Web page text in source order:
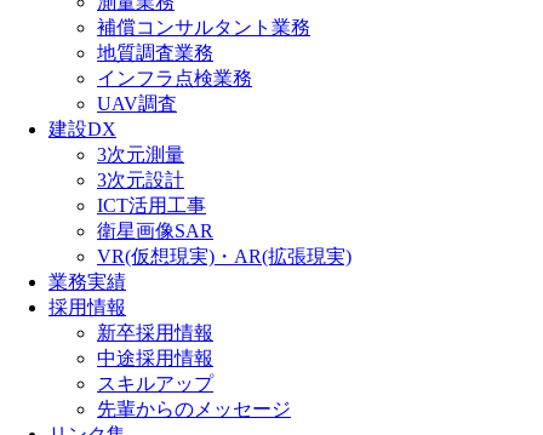
補償コンサルタント業務
地質調査業務
インフラ点検業務
UAV調査
建設DX
3次元測量
3次元設計
ICT活用工事
衛星画像SAR
VR(仮想現実)・AR(拡張現実)
業務実績
採用情報
新卒採用情報
中途採用情報
スキルアップ
先輩からのメッセージ